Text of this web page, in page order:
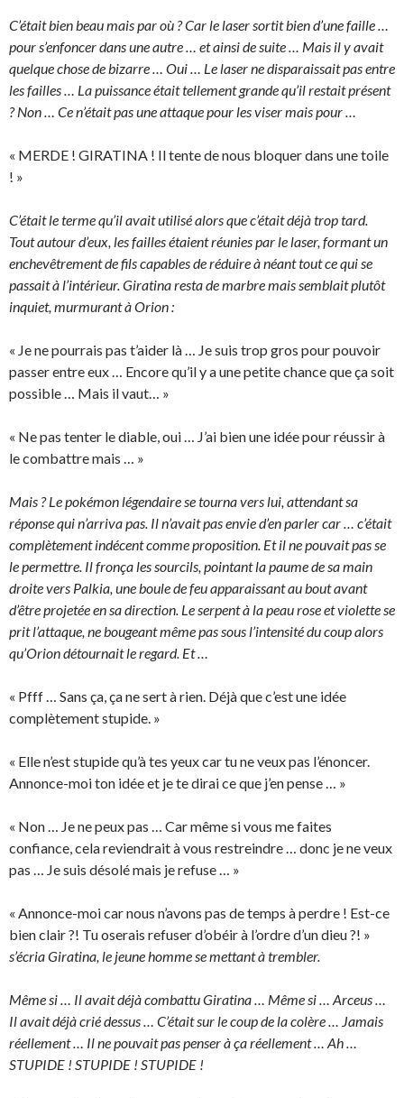
C’était bien beau mais par où ? Car le laser sortit bien d’une faille …
pour s’enfoncer dans une autre … et ainsi de suite … Mais il y avait
quelque chose de bizarre … Oui … Le laser ne disparaissait pas entre
les failles … La puissance était tellement grande qu’il restait présent
? Non … Ce n’était pas une attaque pour les viser mais pour …
« MERDE ! GIRATINA ! Il tente de nous bloquer dans une toile
! »
C’était le terme qu’il avait utilisé alors que c’était déjà trop tard.
Tout autour d’eux, les failles étaient réunies par le laser, formant un
enchevêtrement de fils capables de réduire à néant tout ce qui se
passait à l’intérieur. Giratina resta de marbre mais semblait plutôt
inquiet, murmurant à Orion :
« Je ne pourrais pas t’aider là … Je suis trop gros pour pouvoir
passer entre eux … Encore qu’il y a une petite chance que ça soit
possible … Mais il vaut… »
« Ne pas tenter le diable, oui … J’ai bien une idée pour réussir à
le combattre mais … »
Mais ? Le pokémon légendaire se tourna vers lui, attendant sa
réponse qui n’arriva pas. Il n’avait pas envie d’en parler car … c’était
complètement indécent comme proposition. Et il ne pouvait pas se
le permettre. Il fronça les sourcils, pointant la paume de sa main
droite vers Palkia, une boule de feu apparaissant au bout avant
d’être projetée en sa direction. Le serpent à la peau rose et violette se
prit l’attaque, ne bougeant même pas sous l’intensité du coup alors
qu’Orion détournait le regard. Et …
« Pfff … Sans ça, ça ne sert à rien. Déjà que c’est une idée
complètement stupide. »
« Elle n’est stupide qu’à tes yeux car tu ne veux pas l’énoncer.
Annonce-moi ton idée et je te dirai ce que j’en pense … »
« Non … Je ne peux pas … Car même si vous me faites
confiance, cela reviendrait à vous restreindre … donc je ne veux
pas … Je suis désolé mais je refuse … »
« Annonce-moi car nous n’avons pas de temps à perdre ! Est-ce
bien clair ?! Tu oserais refuser d’obéir à l’ordre d’un dieu ?! »
s’écria Giratina, le jeune homme se mettant à trembler.
Même si … Il avait déjà combattu Giratina … Même si … Arceus …
Il avait déjà crié dessus … C’était sur le coup de la colère … Jamais
réellement … Il ne pouvait pas penser à ça réellement … Ah …
STUPIDE ! STUPIDE ! STUPIDE !